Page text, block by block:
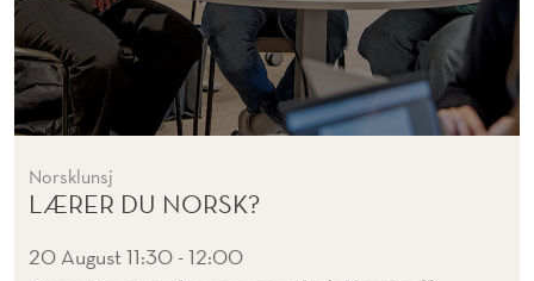
Norsklunsj
LÆRER DU NORSK?
20 August11:30 - 12:00